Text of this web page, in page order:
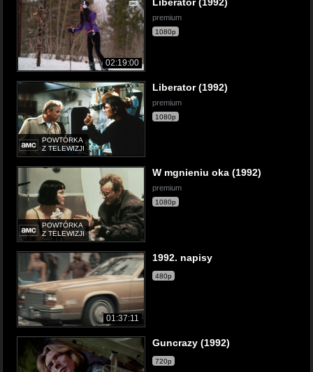
02:19:00
premium
1080p
POWTÓRKA
Z TELEWIZJI
Liberator (1992)
premium
1080p
POWTÓRKA
Z TELEWIZJI
W mgnieniu oka (1992)
premium
1080p
01:37:11
1992. napisy
480p
Guncrazy (1992)
720p